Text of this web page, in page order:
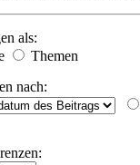
als:
Themen
nach: